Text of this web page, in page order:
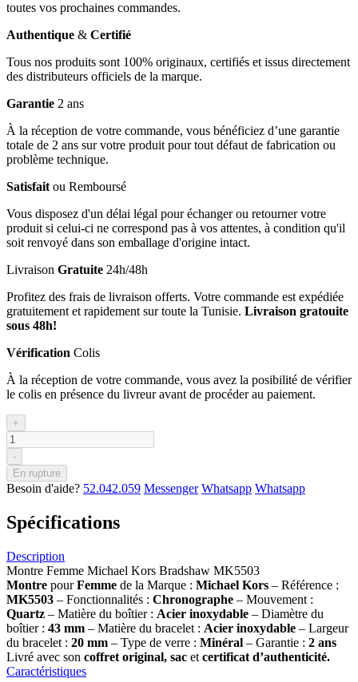
toutes vos prochaines commandes.
Authentique & Certifié
Tous nos produits sont 100% originaux, certifiés et issus directement
des distributeurs officiels de la marque.
Garantie 2 ans
À la réception de votre commande, vous bénéficiez d’une garantie
totale de 2 ans sur votre produit pour tout défaut de fabrication ou
problème technique.
Satisfait ou Remboursé
Vous disposez d'un délai légal pour échanger ou retourner votre
produit si celui-ci ne correspond pas à vos attentes, à condition qu'il
soit renvoyé dans son emballage d'origine intact.
Livraison Gratuite 24h/48h
Profitez des frais de livraison offerts. Votre commande est expédiée
gratuitement et rapidement sur toute la Tunisie. Livraison gratouite
sous 48h!
Vérification Colis
À la réception de votre commande, vous avez la posibilité de vérifier
le colis en présence du livreur avant de procéder au paiement.
+
-
En rupture
Besoin d'aide? 52.042.059 Messenger Whatsapp Whatsapp
Spécifications
Description
Montre Femme Michael Kors Bradshaw MK5503
Montre pourFemme de la Marque : Michael Kors – Référence :
MK5503 – Fonctionnalités : Chronographe – Mouvement :
Quartz – Matière du boîtier : Acier inoxydable – Diamètre du
boîtier : 43 mm – Matière du bracelet : Acier inoxydable – Largeur
du bracelet : 20 mm – Type de verre : Minéral – Garantie : 2 ans
Livré avec son coffret original, sac et certificat d’authenticité.
Caractéristiques